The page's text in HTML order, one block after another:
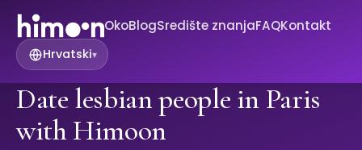
OkoBlogSredište znanjaFAQKontakt
Hrvatski▾
Date lesbian people in Paris
with Himoon